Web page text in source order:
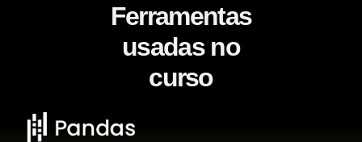
Ferramentas
usadas no
curso